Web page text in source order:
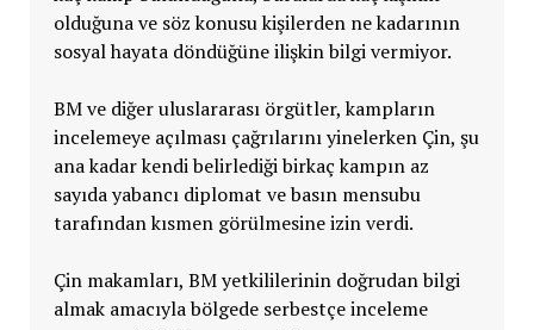
olduğuna ve söz konusu kişilerden ne kadarının
sosyal hayata döndüğüne ilişkin bilgi vermiyor.
BM ve diğer uluslararası örgütler, kampların
incelemeye açılması çağrılarını yinelerken Çin, şu
ana kadar kendi belirlediği birkaç kampın az
sayıda yabancı diplomat ve basın mensubu
tarafından kısmen görülmesine izin verdi.
Çin makamları, BM yetkililerinin doğrudan bilgi
almak amacıyla bölgede serbestçe inceleme